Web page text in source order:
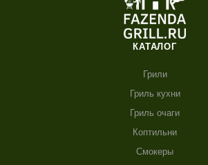
КАТАЛОГ
Грили
Гриль кухни
Гриль очаги
Коптильни
Смокеры